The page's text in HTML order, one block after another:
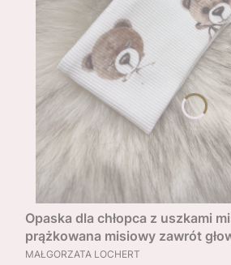
Opaska dla chłopca z uszkami
prążkowana misiowy zawrót
PRODUCENT
MAŁGORZATA LOCHERT